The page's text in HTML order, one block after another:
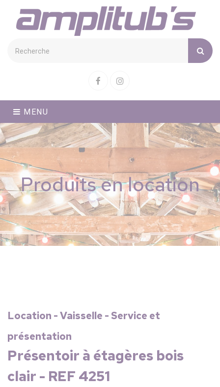
FacebookInstagram
MENU
Produits en location
Location - Vaisselle - Service et
présentation
Présentoir à étagères bois
clair - REF 4251
Cookies management panel